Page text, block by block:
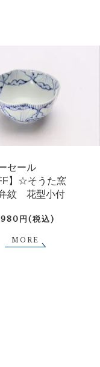
セール
】☆そうた窯
紋 花型小付
円(税込)
MORE